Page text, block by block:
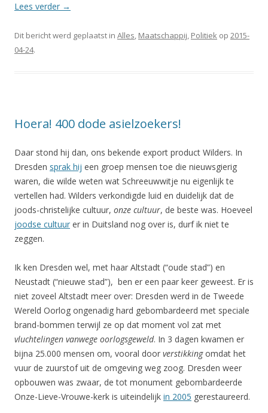
Lees verder →
Dit bericht werd geplaatst in Alles, Maatschappij, Politiek op 2015-
04-24.
Hoera! 400 dode asielzoekers!
Daar stond hij dan, ons bekende export product Wilders. In
Dresden sprak hij een groep mensen toe die nieuwsgierig
waren, die wilde weten wat Schreeuwwitje nu eigenlijk te
vertellen had. Wilders verkondigde luid en duidelijk dat de
joods-christelijke cultuur, onze cultuur, de beste was. Hoeveel
joodse cultuur er in Duitsland nog over is, durf ik niet te
zeggen.
Ik ken Dresden wel, met haar Altstadt (“oude stad”) en
Neustadt (“nieuwe stad”), ben er een paar keer geweest. Er is
niet zoveel Altstadt meer over: Dresden werd in de Tweede
Wereld Oorlog ongenadig hard gebombardeerd met speciale
brand-bommen terwijl ze op dat moment vol zat met
vluchtelingen vanwege oorlogsgeweld. In 3 dagen kwamen er
bijna 25.000 mensen om, vooral door verstikkingomdat het
vuur de zuurstof uit de omgeving weg zoog. Dresden weer
opbouwen was zwaar, de tot monument gebombardeerde
Onze-Lieve-Vrouwe-kerk is uiteindelijk in 2005 gerestaureerd.